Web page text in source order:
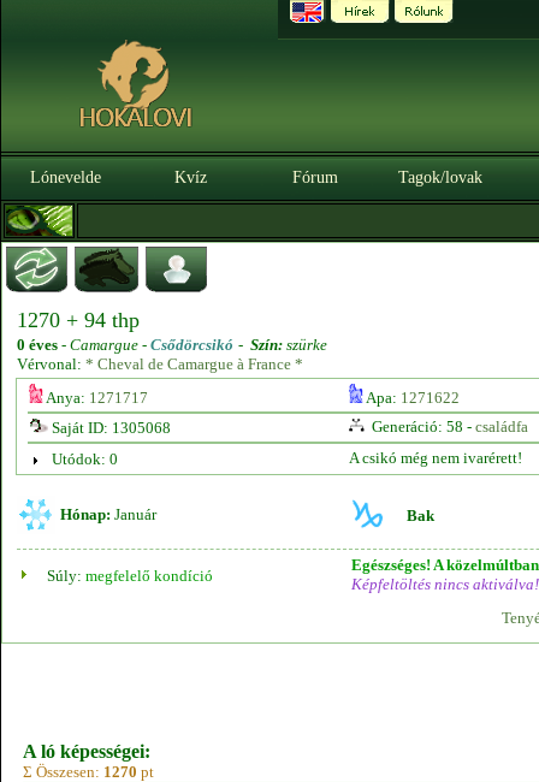
Lónevelde Kvíz Fórum Tagok/lovak
1270 + 94 thp
0 éves - Camargue - Csődörcsikó - Szín: szürke
Vérvonal: * Cheval de Camargue à France *
Anya: 1271717 Apa: 1271622
Saját ID: 1305068
Generáció: 58 - családfa
Utódok: 0
A csikó még nem ivarérett!
Hónap: Január Bak
Súly: megfelelő kondíció
Egészséges! A
Képfeltöltés nincs aktiválva!
A ló képességei:
Σ Összesen: 1270 pt